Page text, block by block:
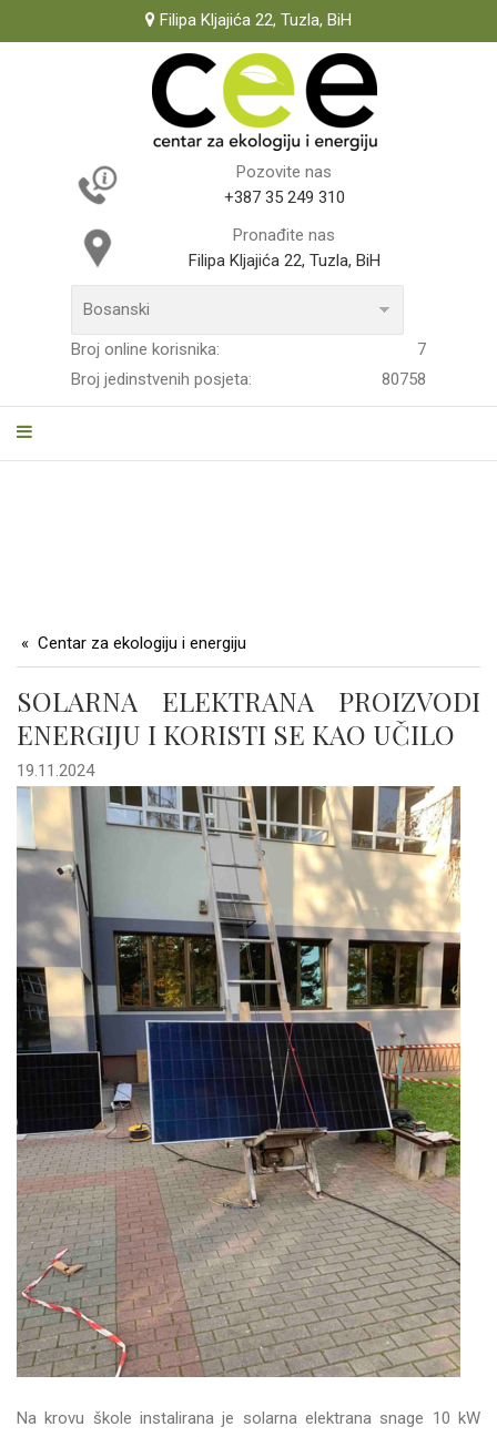
Filipa Kljajića 22, Tuzla, BiH
Pozovite nas
+387 35 249 310
Pronađite nas
Filipa Kljajića 22, Tuzla, BiH
Broj online korisnika:
7
Broj jedinstvenih posjeta:
80758
Centar za ekologiju i energiju
SOLARNA ELEKTRANA PROIZVODI
ENERGIJU I KORISTI SE KAO UČILO
19.11.2024
Na krovu škole instalirana je solarna elektrana snage 10 kW